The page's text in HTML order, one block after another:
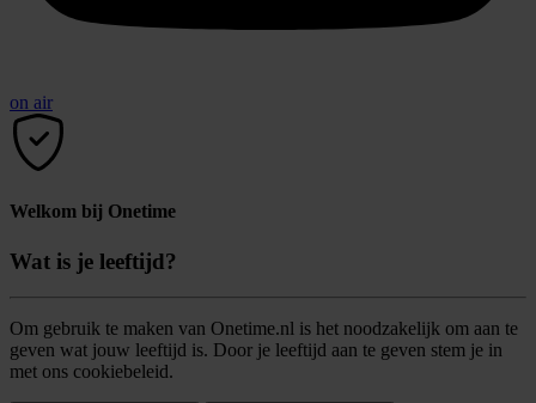
on air
Welkom bij Onetime
Wat is je leeftijd?
Om gebruik te maken van Onetime.nl is het noodzakelijk om aan te
geven wat jouw leeftijd is. Door je leeftijd aan te geven stem je in
met ons cookiebeleid.